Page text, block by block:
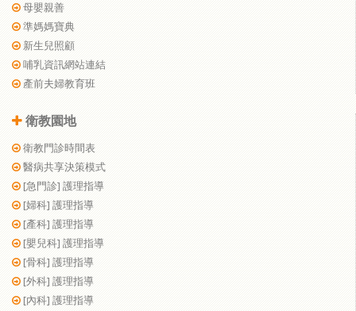
母嬰親善
準媽媽寶典
新生兒照顧
哺乳資訊網站連結
產前夫婦教育班
衛教園地
衛教門診時間表
醫病共享決策模式
[急門診] 護理指導
[婦科] 護理指導
[產科] 護理指導
[嬰兒科] 護理指導
[骨科] 護理指導
[外科] 護理指導
[內科] 護理指導